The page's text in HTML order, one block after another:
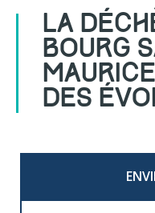
LA
BOURG
DES